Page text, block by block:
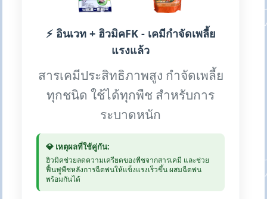
⚡ อินเวท + ฮิวมิคFK - เคมีกำจัดเพลี้ย
แรงแล้ว
สารเคมีประสิทธิภาพสูง กำจัดเพลี้ย
ทุกชนิด ใช้ได้ทุกพืช สำหรับการ
ระบาดหนัก
💎 เหตุผลที่ใช้คู่กัน:
ฮิวมิคช่วยลดความเครียดของพืชจากสารเคมี และช่วย
ฟื้นฟูพืชหลังการฉีดพ่นให้แข็งแรงเร็วขึ้น ผสมฉีดพ่น
พร้อมกันได้